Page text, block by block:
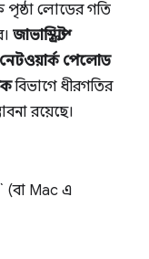
লোডের গতি
জাভাস্ক্রিপ্ট
পেলোড
বিভাগে ধীরগতির
রয়েছে।
(বা Mac এ